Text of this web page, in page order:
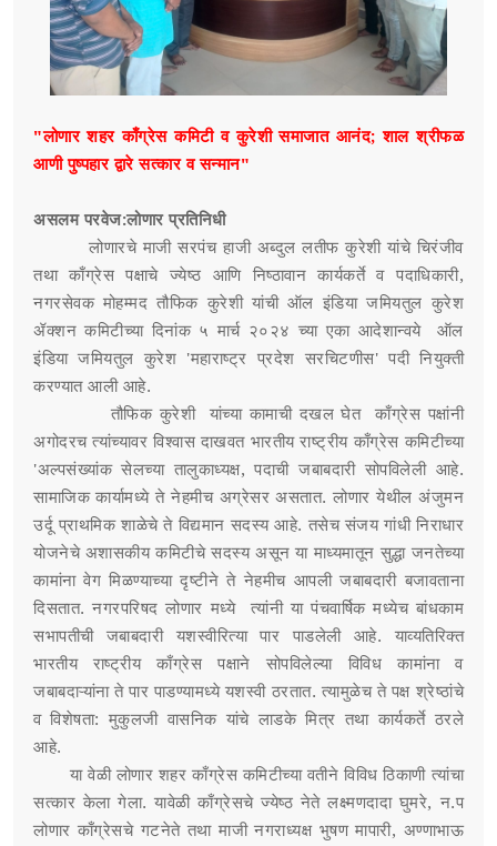
"लोणार शहर काँग्रेस कमिटी व कुरेशी समाजात आनंद; शाल श्रीफळ
आणी पुष्पहार द्वारे सत्कार व सन्मान"
असलम परवेज:लोणार प्रतिनिधी
लोणारचे माजी सरपंच हाजी अब्दुल लतीफ कुरेशी यांचे चिरंजीव
तथा काँग्रेस पक्षाचे ज्येष्ठ आणि निष्ठावान कार्यकर्ते व पदाधिकारी,
नगरसेवक मोहम्मद तौफिक कुरेशी यांची ऑल इंडिया जमियतुल कुरेश
ॲक्शन कमिटीच्या दिनांक ५ मार्च २०२४ च्या एका आदेशान्वये ऑल
इंडिया जमियतुल कुरेश 'महाराष्ट्र प्रदेश सरचिटणीस' पदी नियुक्ती
करण्यात आली आहे.
तौफिक कुरेशी यांच्या कामाची दखल घेत काँग्रेस पक्षांनी
अगोदरच त्यांच्यावर विश्वास दाखवत भारतीय राष्ट्रीय काँग्रेस कमिटीच्या
'अल्पसंख्यांक सेलच्या तालुकाध्यक्ष, पदाची जबाबदारी सोपविलेली आहे.
सामाजिक कार्यामध्ये ते नेहमीच अग्रेसर असतात. लोणार येथील अंजुमन
उर्दू प्राथमिक शाळेचे ते विद्यमान सदस्य आहे. तसेच संजय गांधी निराधार
योजनेचे अशासकीय कमिटीचे सदस्य असून या माध्यमातून सुद्धा जनतेच्या
कामांना वेग मिळण्याच्या दृष्टीने ते नेहमीच आपली जबाबदारी बजावताना
दिसतात. नगरपरिषद लोणार मध्ये त्यांनी या पंचवार्षिक मध्येच बांधकाम
सभापतीची जबाबदारी यशस्वीरित्या पार पाडलेली आहे. याव्यतिरिक्त
भारतीय राष्ट्रीय काँग्रेस पक्षाने सोपविलेल्या विविध कामांना व
जबाबदाऱ्यांना ते पार पाडण्यामध्ये यशस्वी ठरतात. त्यामुळेच ते पक्ष श्रेष्ठांचे
व विशेषता: मुकुलजी वासनिक यांचे लाडके मित्र तथा कार्यकर्ते ठरले
आहे.
या वेळी लोणार शहर काँग्रेस कमिटीच्या वतीने विविध ठिकाणी त्यांचा
सत्कार केला गेला. यावेळी काँग्रेसचे ज्येष्ठ नेते लक्ष्मणदादा घुमरे, न.प
लोणार काँग्रेसचे गटनेते तथा माजी नगराध्यक्ष भुषण मापारी, अण्णाभाऊ